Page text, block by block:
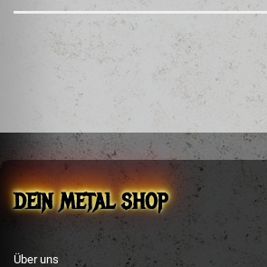
PO Box 679
Niederlande
info@vicrecords.com
DEIN METAL SHOP
Über uns